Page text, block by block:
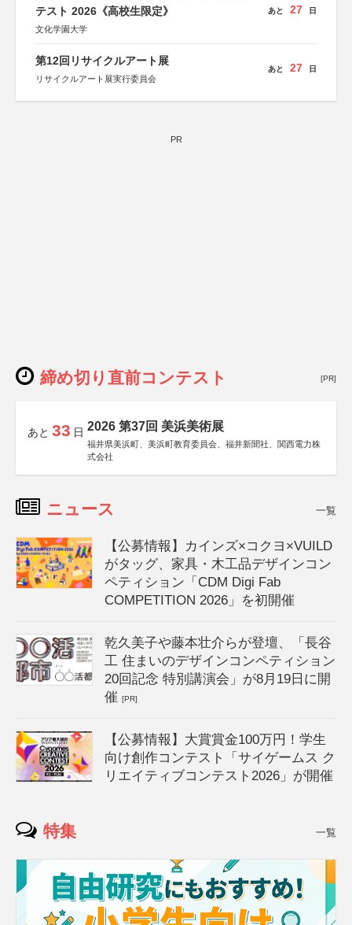
テスト 2026《高校生限定》
文化学園大学
あと 27 日
第12回リサイクルアート展
リサイクルアート展実行委員会
あと 27 日
PR
締め切り直前コンテスト [PR]
あと 33 日 2026 第37回 美浜美術展
福井県美浜町、美浜町教育委員会、福井新聞社、関西電力株
式会社
ニュース 一覧
【公募情報】カインズ×コクヨ×VUILD
がタッグ、家具・木工品デザインコン
ペティション「CDM Digi Fab
COMPETITION 2026」を初開催
乾久美子や藤本壮介らが登壇、「長谷
工 住まいのデザインコンペティション
20回記念 特別講演会」が8月19日に開
催[PR]
【公募情報】大賞賞金100万円！学生
向け創作コンテスト「サイゲームス ク
リエイティブコンテスト2026」が開催
特集 一覧